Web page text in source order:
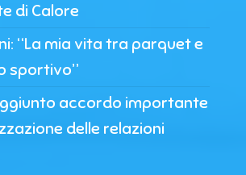
di Calore
“La mia vita tra parquet e
sportivo”
accordo importante
delle relazioni